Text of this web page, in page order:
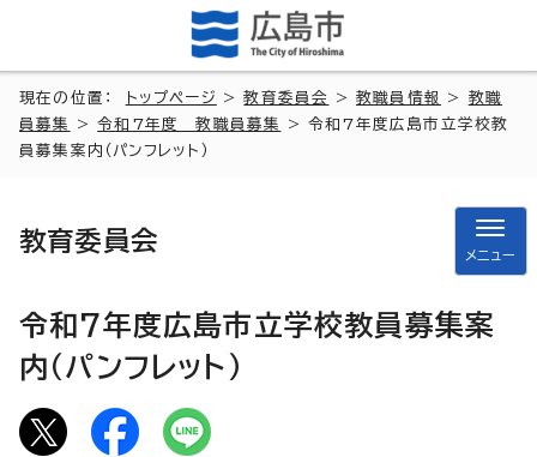
現在の位置： トップページ >教育委員会 >教職員情報 > 教職
員募集
>令和7年度 教職員募集
> 令和7年度広島市立学校教
員募集案内（パンフレット）
教育委員会
メニュー
令和7年度広島市立学校教員募集案
内（パンフレット）